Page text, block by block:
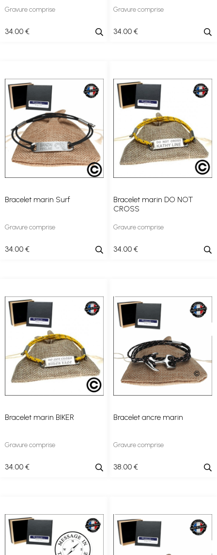
Gravure comprise
34.00 €
Gravure comprise
34.00 €
Bracelet marin Surf
Gravure comprise
34.00 €
Bracelet marin DO NOT
CROSS
Gravure comprise
34.00 €
Bracelet marin BIKER
Gravure comprise
34.00 €
Bracelet ancre marin
Gravure comprise
38.00 €